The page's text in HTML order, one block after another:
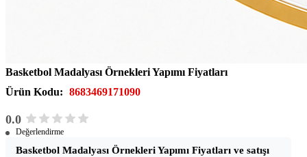
Basketbol Madalyası Örnekleri Yapımı Fiyatları
Ürün Kodu: 8683469171090
0.0
Değerlendirme
Basketbol Madalyası Örnekleri Yapımı Fiyatları ve satışı